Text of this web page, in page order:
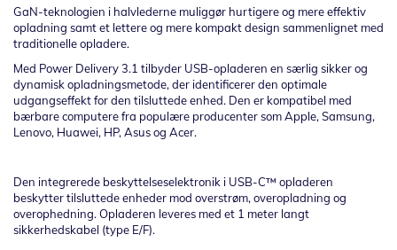
GaN-teknologien i halvlederne muliggør hurtigere og mere effektiv
opladning samt et lettere og mere kompakt design sammenlignet med
traditionelle opladere.
Med Power Delivery 3.1 tilbyder USB-opladeren en særlig sikker og
dynamisk opladningsmetode, der identificerer den optimale
udgangseffekt for den tilsluttede enhed. Den er kompatibel med
bærbare computere fra populære producenter som Apple, Samsung,
Lenovo, Huawei, HP, Asus og Acer.
Den integrerede beskyttelseselektronik i USB-C™ opladeren
beskytter tilsluttede enheder mod overstrøm, overopladning og
overophedning. Opladeren leveres med et 1 meter langt
sikkerhedskabel (type E/F).